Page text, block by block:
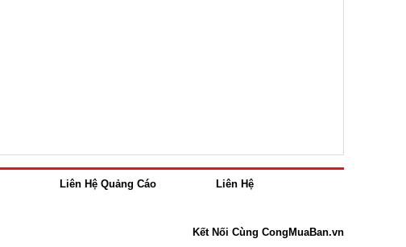
Liên Hệ Quảng Cáo
Liên Hệ
Kết Nối Cùng CongMuaBan.vn